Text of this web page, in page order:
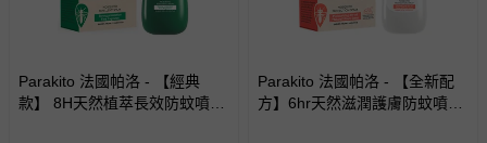
包含完整包裝、配件、說明文件及贈品等。
瑕疵退換貨所產生的運費，將由媽咪愛負責處理，若非瑕疵
退貨，您可至『查詢訂單』>『已出貨』中查詢該筆訂單，
Parakito 法國帕洛 - 【經典
款】 8H天然植萃長效防蚊噴霧
Parakito 法國帕洛 - 【全新配
方】6hr天然滋潤護膚防蚊噴霧